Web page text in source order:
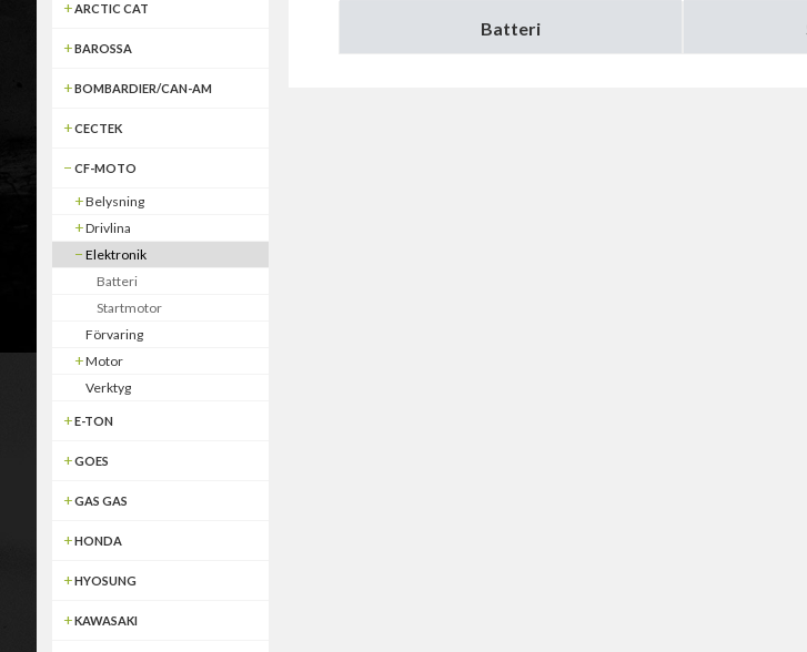
ARCTIC CAT
BAROSSA
BOMBARDIER/CAN-AM
CECTEK
CF-MOTO
Belysning
Drivlina
Elektronik
Batteri
Startmotor
Förvaring
Motor
Verktyg
E-TON
GOES
GAS GAS
HONDA
HYOSUNG
KAWASAKI
Batteri